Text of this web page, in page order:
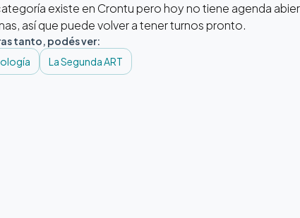
existe en Crontu pero hoy no tiene agenda
así que puede volver a tener turnos pronto.
tanto, podés ver:
La Segunda ART